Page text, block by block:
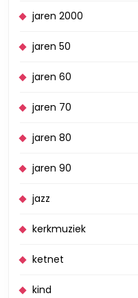
jaren 2000
jaren 50
jaren 60
jaren 70
jaren 80
jaren 90
jazz
kerkmuziek
ketnet
kind